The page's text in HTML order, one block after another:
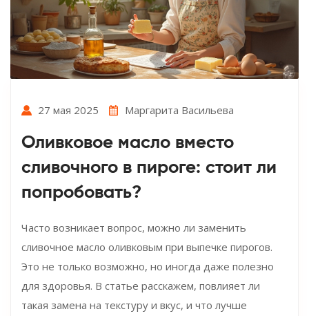
27 мая 2025 Маргарита Васильева
Оливковое масло вместо
сливочного в пироге: стоит ли
попробовать?
Часто возникает вопрос, можно ли заменить
сливочное масло оливковым при выпечке пирогов.
Это не только возможно, но иногда даже полезно
для здоровья. В статье расскажем, повлияет ли
такая замена на текстуру и вкус, и что лучше